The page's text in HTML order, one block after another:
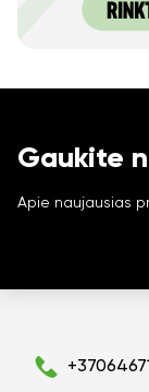
Gaukite
Apie naujausias